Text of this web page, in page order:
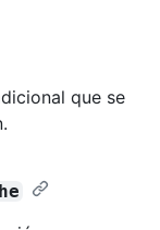
que se